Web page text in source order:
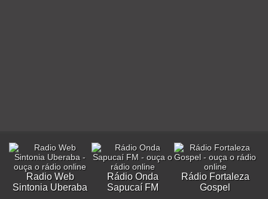
Radio Web
Sintonia Uberaba
Rádio Onda
Sapucaí FM
Rádio Fortaleza
Gospel